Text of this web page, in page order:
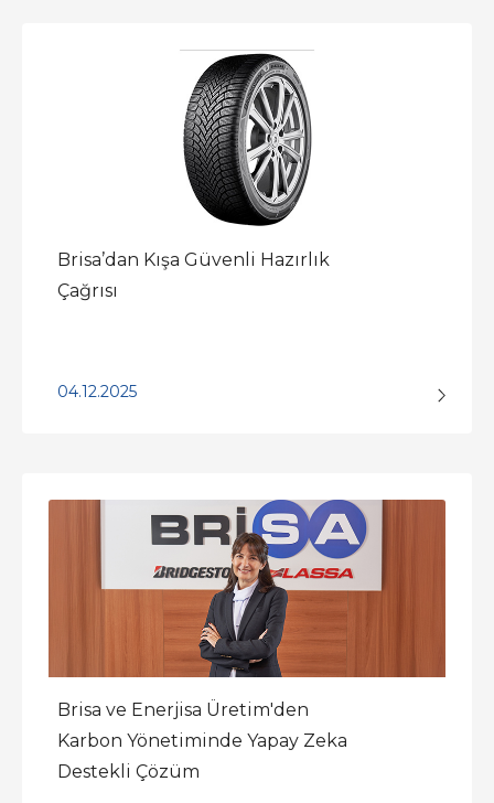
Brisa’dan Kışa Güvenli Hazırlık
Çağrısı
04.12.2025
Brisa ve Enerjisa Üretim'den
Karbon Yönetiminde Yapay Zeka
Destekli Çözüm